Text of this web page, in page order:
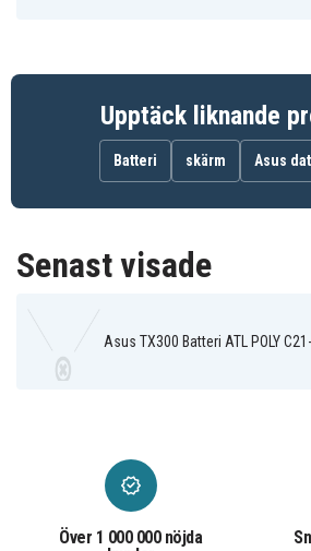
Upptäck liknande
Batteri skärm Asus
Senast visade
Asus TX300 Batteri ATL POLY
Över 1 000 000 nöjda